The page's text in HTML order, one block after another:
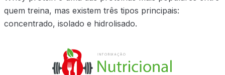
quem treina, mas existem três tipos principais:
concentrado, isolado e hidrolisado.